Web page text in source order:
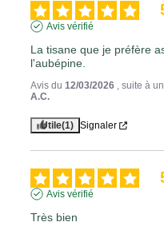
Avis vérifié
La tisane que je préfère
l'aubépine.
Avis du12/03/2026 , suite à
A.C.
Utile(1) Signaler
Avis vérifié
Très bien